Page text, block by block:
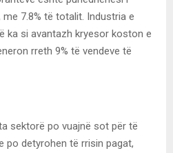
7.8% të totalit. Industria e
ka si avantazh kryesor koston e
rreth 9% të vendeve të
sektorë po vuajnë sot për të
po detyrohen të rrisin pagat,